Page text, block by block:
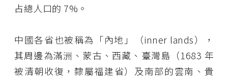
占總人口的 7%。
中國各省也被稱為「內地」（inner lands），
其周邊為滿洲、蒙古、西藏、臺灣島（1683 年
被清朝收復，隸屬福建省）及南部的雲南、貴